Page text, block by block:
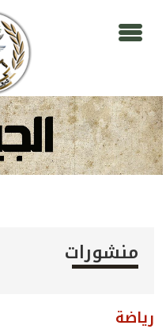
منشورات
رياضة